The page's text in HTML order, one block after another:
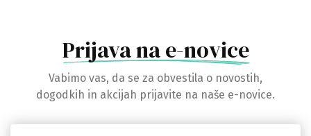
Prijava na e-novice
Vabimo vas, da se za obvestila o novostih,
dogodkih in akcijah prijavite na naše e-novice.